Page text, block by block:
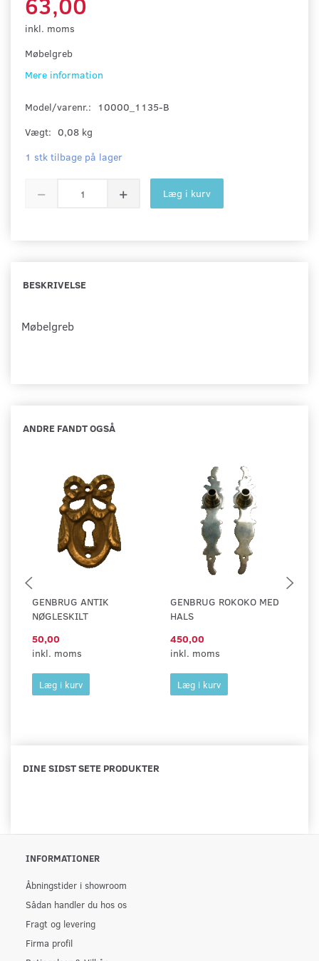
inkl. moms
Møbelgreb
Mere information
Model/varenr.:
10000_1135-B
Vægt: 0,08 kg
1 stk tilbage på lager
Læg i kurv
BESKRIVELSE
Møbelgreb
ANDRE FANDT OGSÅ
GENBRUG ANTIK
NØGLESKILT
50,00
inkl. moms
Læg i kurv
GENBRUG ROKOKO MED
HALS
450,00
inkl. moms
Læg i kurv
DINE SIDST SETE PRODUKTER
INFORMATIONER
Åbningstider i showroom
Sådan handler du hos os
Fragt og levering
Firma profil